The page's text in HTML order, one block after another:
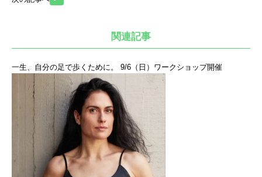
関連記事
一生、自分の足で歩くために。 9/6（日）ワークショップ開催